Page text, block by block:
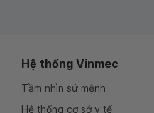
Hệ thống Vinmec
Tầm nhìn sứ mệnh
Hệ thống cơ sở y tế